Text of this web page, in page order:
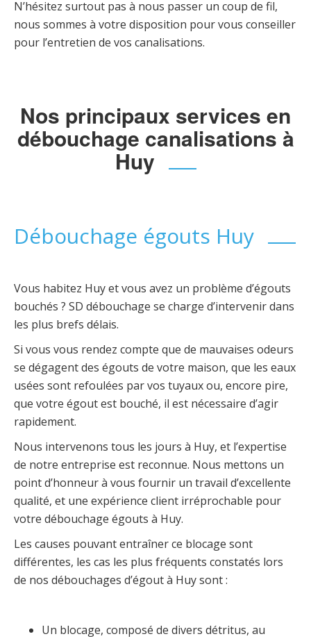
N’hésitez surtout pas à nous passer un coup de fil,
nous sommes à votre disposition pour vous conseiller
pour l’entretien de vos canalisations.
Nos principaux services en
débouchage canalisations à
Huy
Débouchage égouts Huy
Vous habitez Huy et vous avez un problème d’égouts
bouchés ? SD débouchage se charge d’intervenir dans
les plus brefs délais.
Si vous vous rendez compte que de mauvaises odeurs
se dégagent des égouts de votre maison, que les eaux
usées sont refoulées par vos tuyaux ou, encore pire,
que votre égout est bouché, il est nécessaire d’agir
rapidement.
Nous intervenons tous les jours à Huy, et l’expertise
de notre entreprise est reconnue. Nous mettons un
point d’honneur à vous fournir un travail d’excellente
qualité, et une expérience client irréprochable pour
votre débouchage égouts à Huy.
Les causes pouvant entraîner ce blocage sont
différentes, les cas les plus fréquents constatés lors
de nos débouchages d’égout à Huy sont :
Un blocage, composé de divers détritus, au